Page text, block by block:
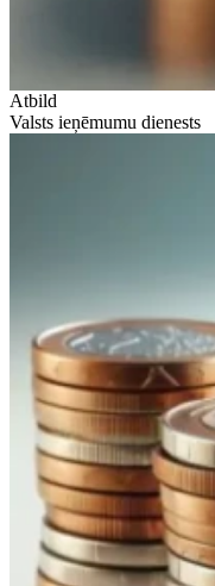
Atbild
Valsts ieņēmumu dienests